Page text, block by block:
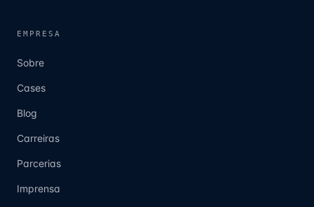
EMPRESA
Sobre
Cases
Blog
Carreiras
Parcerias
Imprensa